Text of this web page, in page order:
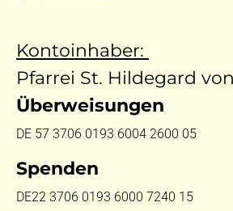
Kontoinhaber:
Pfarrei St. Hildegard
Überweisungen
DE 57 3706 0193 6004 2600 05
Spenden
DE22 3706 0193 6000 7240 15